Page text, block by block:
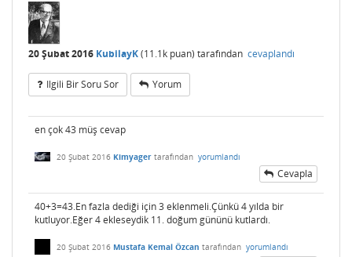
20 Şubat 2016 KubilayK(11.1k puan) tarafından cevaplandı
Ilgili Bir Soru Sor Yorum
en çok 43 müş cevap
20 Şubat 2016 Kimyager tarafından yorumlandı
Cevapla
40+3=43.En fazla dediği için 3 eklenmeli.Çünkü 4 yılda bir
kutluyor.Eğer 4 ekleseydik 11. doğum gününü kutlardı.
20 Şubat 2016 Mustafa Kemal Özcan tarafından yorumlandı